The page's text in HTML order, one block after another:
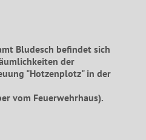
Bludesch befindet sich
der
"Hotzenplotz" in der
vom Feuerwehrhaus).